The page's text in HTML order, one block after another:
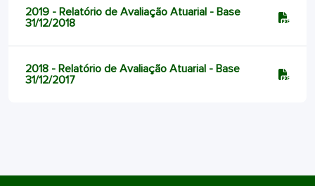
2019 - Relatório de Avaliação Atuarial - Base
31/12/2018
2018 - Relatório de Avaliação Atuarial - Base
31/12/2017